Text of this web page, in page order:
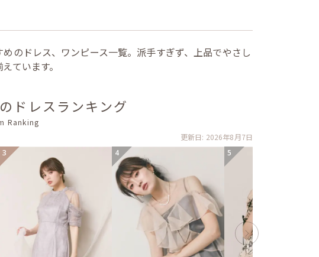
のドレス、ワンピース一覧。派手すぎず、上品でやさし
ています。
ドレスランキング
Ranking
更新日: 2026年8月7日
3 4 5